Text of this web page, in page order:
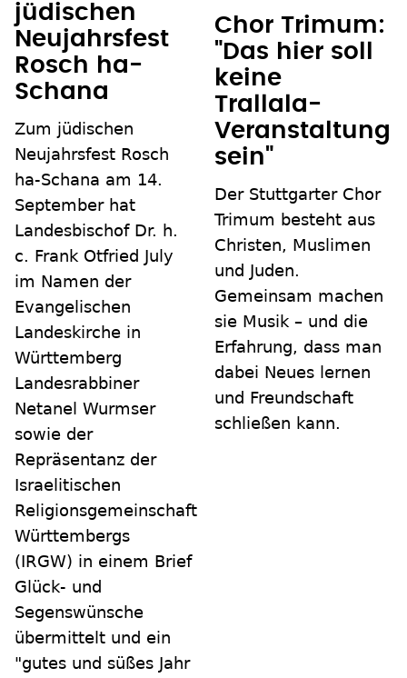
jüdischen
Neujahrsfest
Rosch ha-
Schana
Zum jüdischen
Neujahrsfest Rosch
ha-Schana am 14.
September hat
Landesbischof Dr. h.
c. Frank Otfried July
im Namen der
Evangelischen
Landeskirche in
Württemberg
Landesrabbiner
Netanel Wurmser
sowie der
Repräsentanz der
Israelitischen
Religionsgemeinschaft
Württembergs
(IRGW) in einem Brief
Glück- und
Segenswünsche
übermittelt und ein
"gutes und süßes Jahr
Chor Trimum:
"Das hier soll
keine
Trallala-
Veranstaltung
sein"
Der Stuttgarter Chor
Trimum besteht aus
Christen, Muslimen
und Juden.
Gemeinsam machen
sie Musik – und die
Erfahrung, dass man
dabei Neues lernen
und Freundschaft
schließen kann.